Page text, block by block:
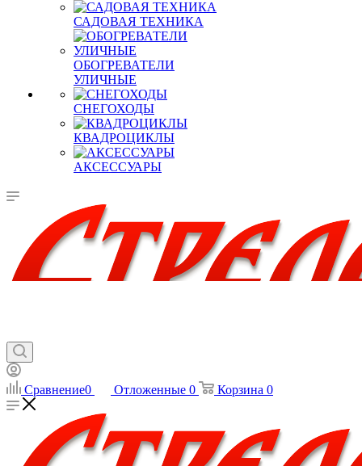
САДОВАЯ ТЕХНИКА
ОБОГРЕВАТЕЛИ
УЛИЧНЫЕ
СНЕГОХОДЫ
КВАДРОЦИКЛЫ
АКСЕССУАРЫ
Сравнение0 Отложенные 0 Корзина 0